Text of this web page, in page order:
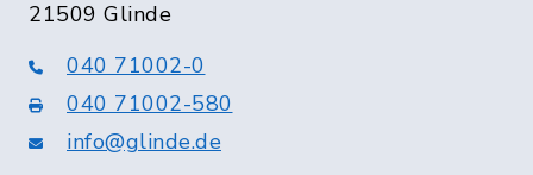
21509 Glinde
040 71002-0
040 71002-580
info@glinde.de